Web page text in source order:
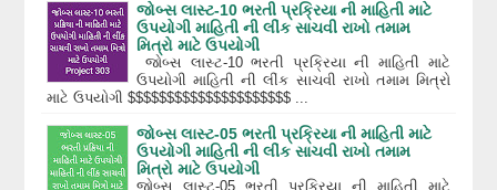
જોબ્સ લાસ્ટ-10 ભરતી પ્રક્રિયા ની માહિતી માટે
ઉપયોગી માહિતી ની લીંક સાચવી રાખો તમામ
મિત્રો માટે ઉપયોગી
જોબ્સ લાસ્ટ-10 ભરતી પ્રક્રિયા ની માહિતી માટે
ઉપયોગી માહિતી ની લીંક સાચવી રાખો તમામ મિત્રો
માટે ઉપયોગી $$$$$$$$$$$$$$$$$$$$$ ...
જોબ્સ લાસ્ટ-05 ભરતી પ્રક્રિયા ની માહિતી માટે
ઉપયોગી માહિતી ની લીંક સાચવી રાખો તમામ
મિત્રો માટે ઉપયોગી
જોબ્સ લાસ્ટ-05 ભરતી પ્રક્રિયા ની માહિતી માટે